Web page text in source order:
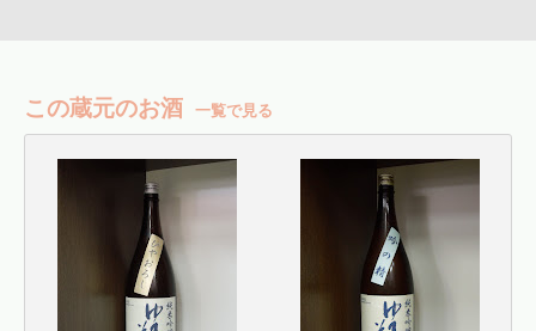
この蔵元のお酒 一覧で見る